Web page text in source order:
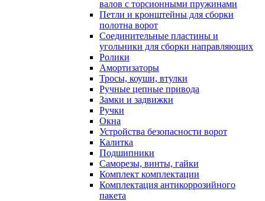
валов с торсионными пружинами
Петли и кронштейны для сборки
полотна ворот
Соединительные пластины и
угольники для сборки направляющих
Ролики
Амортизаторы
Тросы, коуши, втулки
Ручные цепные привода
Замки и задвижки
Ручки
Окна
Устройства безопасности ворот
Калитка
Подшипники
Саморезы, винты, гайки
Комплект комплектации
Комплектация антикоррозийного
пакета